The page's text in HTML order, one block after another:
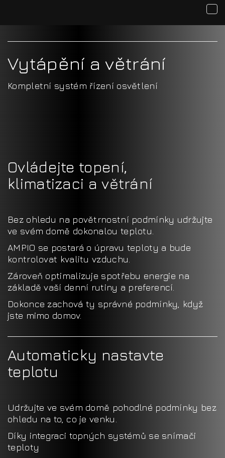
Vytápění a větrání
Kompletní systém řízení osvětlení
Ovládejte topení,
klimatizaci a větrání
Bez ohledu na povětrnostní podmínky udržujte
ve svém domě dokonalou teplotu.
AMPIO se postará o úpravu teploty a bude
kontrolovat kvalitu vzduchu.
Zároveň optimalizuje spotřebu energie na
základě vaší denní rutiny a preferencí.
Dokonce zachová ty správné podmínky, když
jste mimo domov.
Automaticky nastavte
teplotu
Udržujte ve svém domě pohodlné podmínky bez
ohledu na to, co je venku.
Díky integraci topných systémů se snímači
teploty